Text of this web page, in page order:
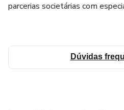
parcerias societárias com
Dúvidas